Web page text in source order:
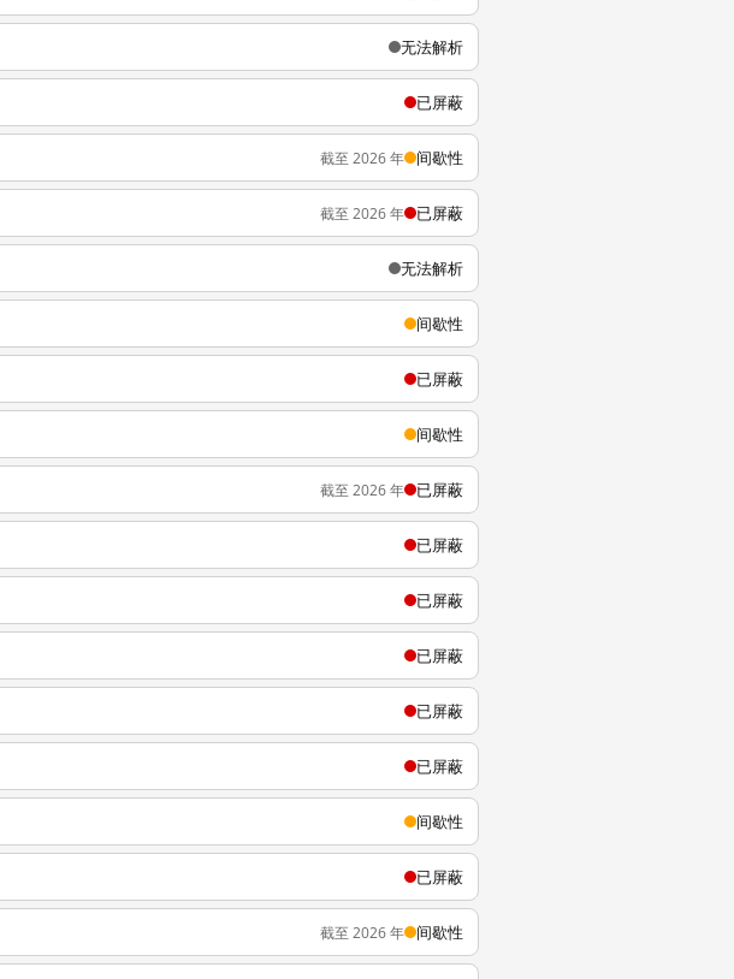
无法解析
已屏蔽
截至 2026 年 间歇性
截至 2026 年 已屏蔽
无法解析
间歇性
已屏蔽
间歇性
截至 2026 年 已屏蔽
已屏蔽
已屏蔽
已屏蔽
已屏蔽
已屏蔽
间歇性
已屏蔽
截至 2026 年 间歇性